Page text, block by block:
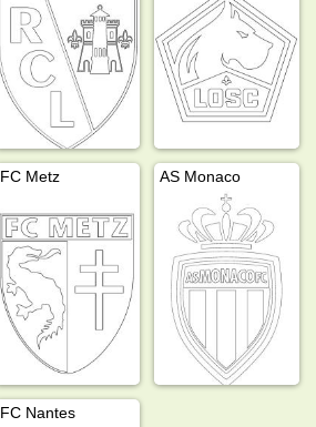
FC Metz AS Monaco
FC Nantes